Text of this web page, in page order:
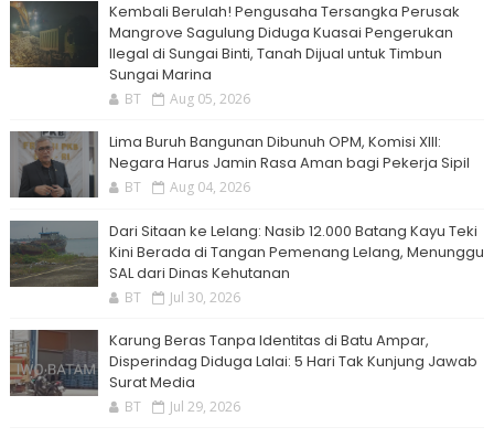
Kembali Berulah! Pengusaha Tersangka Perusak
Mangrove Sagulung Diduga Kuasai Pengerukan
Ilegal di Sungai Binti, Tanah Dijual untuk Timbun
Sungai Marina
BT Aug 05, 2026
Lima Buruh Bangunan Dibunuh OPM, Komisi XIII:
Negara Harus Jamin Rasa Aman bagi Pekerja Sipil
BT Aug 04, 2026
Dari Sitaan ke Lelang: Nasib 12.000 Batang Kayu Teki
Kini Berada di Tangan Pemenang Lelang, Menunggu
SAL dari Dinas Kehutanan
BT Jul 30, 2026
Karung Beras Tanpa Identitas di Batu Ampar,
Disperindag Diduga Lalai: 5 Hari Tak Kunjung Jawab
Surat Media
BT Jul 29, 2026